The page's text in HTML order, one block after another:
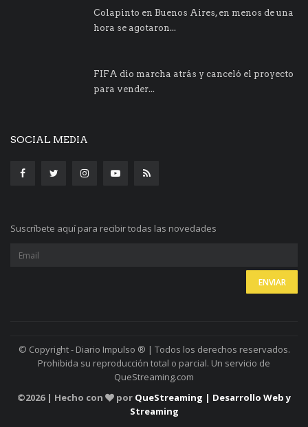
Colapinto en Buenos Aires, en menos de una
hora se agotaron...
FIFA dio marcha atrás y canceló el proyecto
para vender...
SOCIAL MEDIA
Suscríbete aquí para recibir todas las novedades
© Copyright - Diario Impulso ® | Todos los derechos reservados.
Prohibida su reproducción total o parcial. Un servicio de
QueStreaming.com
©2026 | Hecho con por QueStreaming | Desarrollo Web y
Streaming